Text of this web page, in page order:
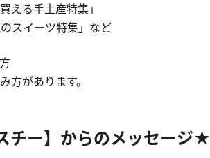
える手土産特集」
スイーツ特集」など
があります。
チー】からのメッセージ★